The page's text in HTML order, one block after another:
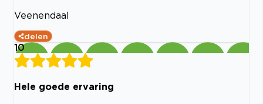
Veenendaal
delen
10
Hele goede ervaring